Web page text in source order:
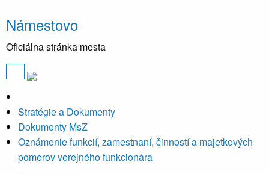
Námestovo
Oficiálna stránka mesta
Stratégie a Dokumenty
Dokumenty MsZ
Oznámenie funkcií, zamestnaní, činností a majetkových
pomerov verejného funkcionára